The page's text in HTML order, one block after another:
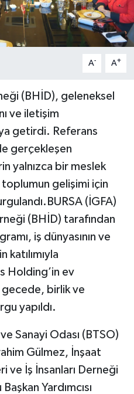
A- A+
(BHİD), geleneksel
ve iletişim
getirdi. Referans
gerçekleşen
yalnızca bir meslek
gelişimi için
(İGFA)
(BHİD) tarafından
iş dünyasının ve
Holding’in ev
birlik ve
yapıldı.
Sanayi Odası (BTSO)
Gülmez, İnşaat
ve İş İnsanları Derneği
Yardımcısı